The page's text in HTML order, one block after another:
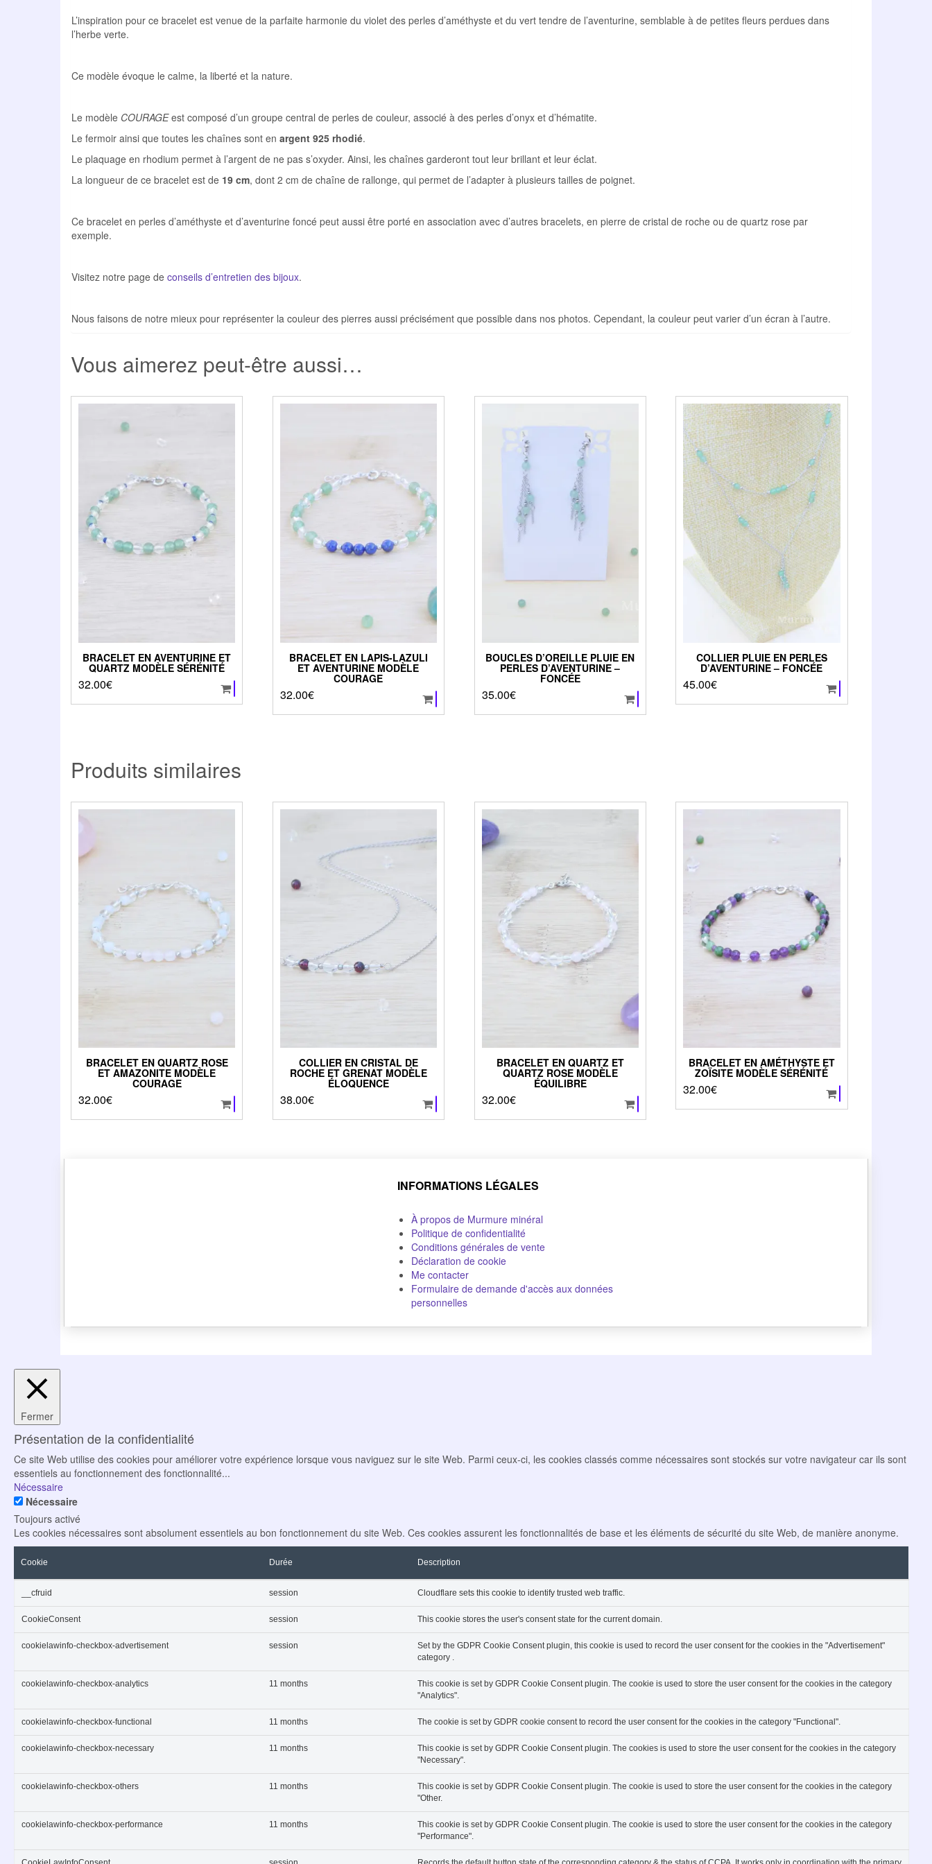
L’inspiration pour ce bracelet est venue de la parfaite harmonie du violet des perles d’améthyste et du vert tendre de l’aventurine, semblable à de petites fleurs perdues dans
l’herbe verte.
Ce modèle évoque le calme, la liberté et la nature.
Le modèle COURAGEest composé d’un groupe central de perles de couleur, associé à des perles d’onyx et d’hématite.
Le fermoir ainsi que toutes les chaînes sont en argent 925 rhodié.
Le plaquage en rhodium permet à l’argent de ne pas s’oxyder. Ainsi, les chaînes garderont tout leur brillant et leur éclat.
La longueur de ce bracelet est de 19 cm, dont 2 cm de chaîne de rallonge, qui permet de l’adapter à plusieurs tailles de poignet.
Ce bracelet en perles d’améthyste et d’aventurine foncé peut aussi être porté en association avec d’autres bracelets, en pierre de cristal de roche ou de quartz rose par
exemple.
Visitez notre page de conseils d’entretien des bijoux.
Nous faisons de notre mieux pour représenter la couleur des pierres aussi précisément que possible dans nos photos. Cependant, la couleur peut varier d’un écran à l’autre.
Vous aimerez peut-être aussi…
BRACELET EN AVENTURINE ET
QUARTZ MODÈLE SÉRÉNITÉ
32.00€
BRACELET EN LAPIS-LAZULI
ET AVENTURINE MODÈLE
COURAGE
32.00€
BOUCLES D’OREILLE PLUIE EN
PERLES D’AVENTURINE –
FONCÉE
35.00€
COLLIER PLUIE EN PERLES
D’AVENTURINE – FONCÉE
45.00€
Produits similaires
BRACELET EN QUARTZ ROSE
ET AMAZONITE MODÈLE
COURAGE
32.00€
COLLIER EN CRISTAL DE
ROCHE ET GRENAT MODÈLE
ÉLOQUENCE
38.00€
BRACELET EN QUARTZ ET
QUARTZ ROSE MODÈLE
ÉQUILIBRE
32.00€
BRACELET EN AMÉTHYSTE ET
ZOÏSITE MODÈLE SÉRÉNITÉ
32.00€
INFORMATIONS LÉGALES
À propos de Murmure minéral
Politique de confidentialité
Conditions générales de vente
Déclaration de cookie
Me contacter
Formulaire de demande d'accès aux données
personnelles
Fermer
Présentation de la confidentialité
Ce site Web utilise des cookies pour améliorer votre expérience lorsque vous naviguez sur le site Web. Parmi ceux-ci, les cookies classés comme nécessaires sont stockés sur votre navigateur car ils sont
essentiels au fonctionnement des fonctionnalité...
Nécessaire
Nécessaire
Toujours activé
Les cookies nécessaires sont absolument essentiels au bon fonctionnement du site Web. Ces cookies assurent les fonctionnalités de base et les éléments de sécurité du site Web, de manière anonyme.
Cookie Durée Description
__cfruid session Cloudflare sets this cookie to identify trusted web traffic.
CookieConsent session This cookie stores the user's consent state for the current domain.
cookielawinfo-checkbox-advertisement session
Set by the GDPR Cookie Consent plugin, this cookie is used to record the user consent for the cookies in the "Advertisement"
category .
cookielawinfo-checkbox-analytics 11 months
This cookie is set by GDPR Cookie Consent plugin. The cookie is used to store the user consent for the cookies in the category
"Analytics".
cookielawinfo-checkbox-functional 11 months The cookie is set by GDPR cookie consent to record the user consent for the cookies in the category "Functional".
cookielawinfo-checkbox-necessary 11 months
This cookie is set by GDPR Cookie Consent plugin. The cookies is used to store the user consent for the cookies in the category
"Necessary".
cookielawinfo-checkbox-others 11 months
This cookie is set by GDPR Cookie Consent plugin. The cookie is used to store the user consent for the cookies in the category
"Other.
cookielawinfo-checkbox-performance 11 months
This cookie is set by GDPR Cookie Consent plugin. The cookie is used to store the user consent for the cookies in the category
"Performance".